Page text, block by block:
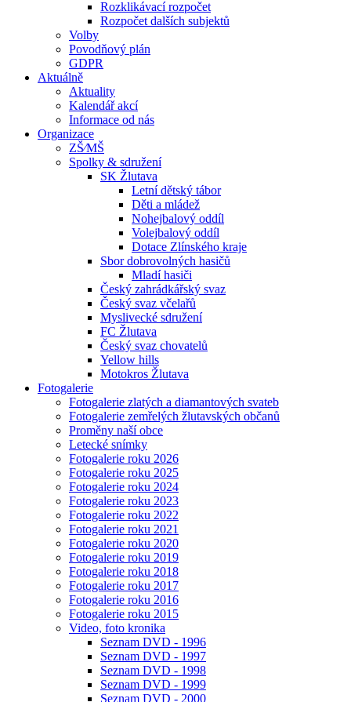
Rozklikávací rozpočet
Rozpočet dalších subjektů
Volby
Povodňový plán
GDPR
Aktuálně
Aktuality
Kalendář akcí
Informace od nás
Organizace
ZŠ⁄MŠ
Spolky & sdružení
SK Žlutava
Letní dětský tábor
Děti a mládež
Nohejbalový oddíl
Volejbalový oddíl
Dotace Zlínského kraje
Sbor dobrovolných hasičů
Mladí hasiči
Český zahrádkářský svaz
Český svaz včelařů
Myslivecké sdružení
FC Žlutava
Český svaz chovatelů
Yellow hills
Motokros Žlutava
Fotogalerie
Fotogalerie zlatých a diamantových svateb
Fotogalerie zemřelých žlutavských občanů
Proměny naší obce
Letecké snímky
Fotogalerie roku 2026
Fotogalerie roku 2025
Fotogalerie roku 2024
Fotogalerie roku 2023
Fotogalerie roku 2022
Fotogalerie roku 2021
Fotogalerie roku 2020
Fotogalerie roku 2019
Fotogalerie roku 2018
Fotogalerie roku 2017
Fotogalerie roku 2016
Fotogalerie roku 2015
Video, foto kronika
Seznam DVD - 1996
Seznam DVD - 1997
Seznam DVD - 1998
Seznam DVD - 1999
Seznam DVD - 2000